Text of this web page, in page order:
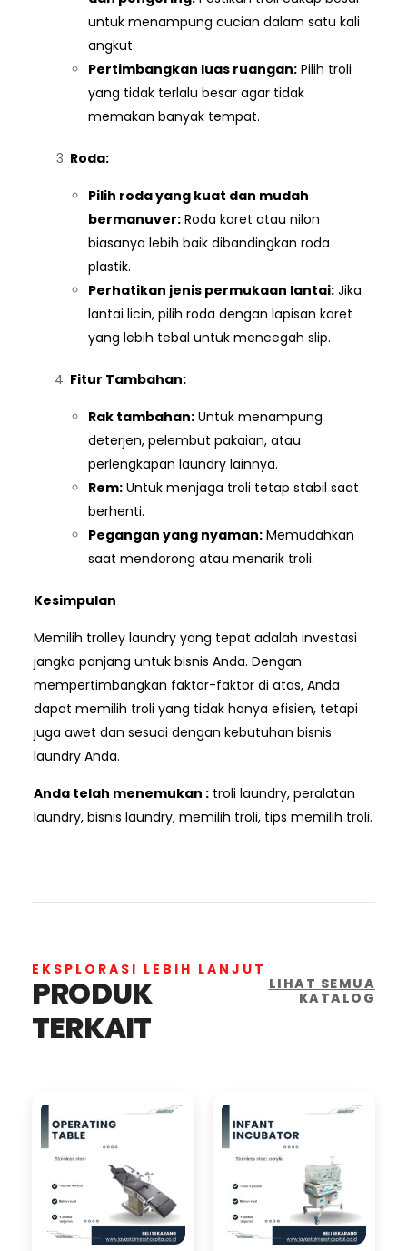
untuk menampung cucian dalam satu kali
angkut.
Pertimbangkan luas ruangan: Pilih troli
yang tidak terlalu besar agar tidak
memakan banyak tempat.
Roda:
Pilih roda yang kuat dan mudah
bermanuver: Roda karet atau nilon
biasanya lebih baik dibandingkan roda
plastik.
Perhatikan jenis permukaan lantai: Jika
lantai licin, pilih roda dengan lapisan karet
yang lebih tebal untuk mencegah slip.
Fitur Tambahan:
Rak tambahan: Untuk menampung
deterjen, pelembut pakaian, atau
perlengkapan laundry lainnya.
Rem: Untuk menjaga troli tetap stabil saat
berhenti.
Pegangan yang nyaman: Memudahkan
saat mendorong atau menarik troli.
Kesimpulan
Memilih trolley laundry yang tepat adalah investasi
jangka panjang untuk bisnis Anda. Dengan
mempertimbangkan faktor-faktor di atas, Anda
dapat memilih troli yang tidak hanya efisien, tetapi
juga awet dan sesuai dengan kebutuhan bisnis
laundry Anda.
Anda telah menemukan : troli laundry, peralatan
laundry, bisnis laundry, memilih troli, tips memilih troli.
EKSPLORASI LEBIH LANJUT
PRODUK
TERKAIT
LIHAT SEMUA
KATALOG